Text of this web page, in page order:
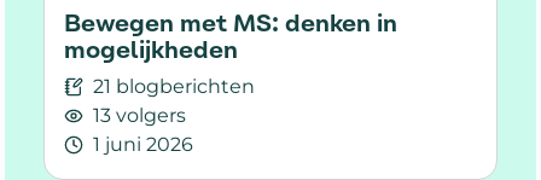
Bewegen met MS: denken in
mogelijkheden
21 blogberichten
13 volgers
1 juni 2026
Lees meer over Bewegen met MS: denken in